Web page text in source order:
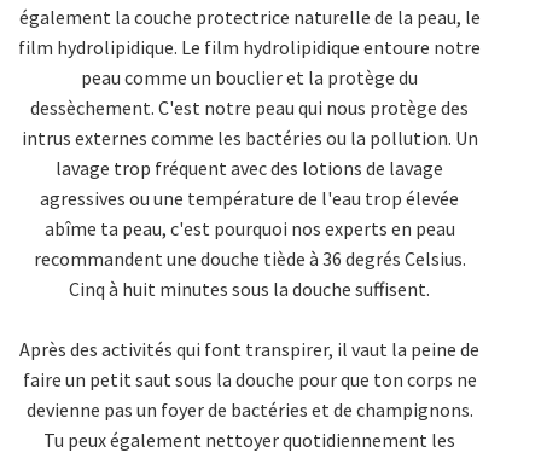
également la couche protectrice naturelle de la peau, le
film hydrolipidique. Le film hydrolipidique entoure notre
peau comme un bouclier et la protège du
dessèchement. C'est notre peau qui nous protège des
intrus externes comme les bactéries ou la pollution. Un
lavage trop fréquent avec des lotions de lavage
agressives ou une température de l'eau trop élevée
abîme ta peau, c'est pourquoi nos experts en peau
recommandent une douche tiède à 36 degrés Celsius.
Cinq à huit minutes sous la douche suffisent.
Après des activités qui font transpirer, il vaut la peine de
faire un petit saut sous la douche pour que ton corps ne
devienne pas un foyer de bactéries et de champignons.
Tu peux également nettoyer quotidiennement les